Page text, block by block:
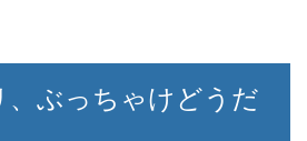
、ぶっちゃけどうだ